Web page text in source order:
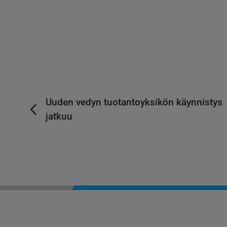
Uuden vedyn tuotantoyksikön käynnistys
jatkuu